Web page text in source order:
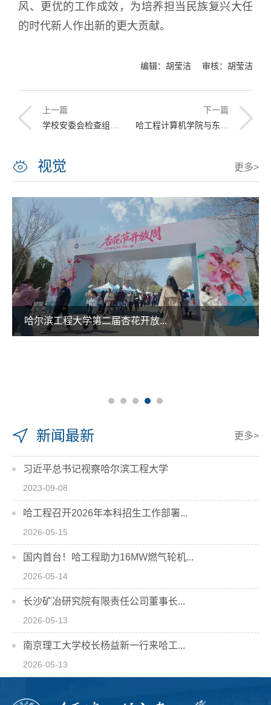
风、更优的工作成效，为培养担当民族复兴大任
的时代新人作出新的更大贡献。
编辑：胡莹洁 审核：胡莹洁
上一篇
学校安委会检查组赴烟台研究院开展安全督导检查
下一篇
哈工程计算机学院与东农工程学院联合开展主题党课培训
视觉 更多>
哈尔滨工程大学第二届杏花开放...
新闻最新 更多>
习近平总书记视察哈尔滨工程大学
2023-09-08
哈工程召开2026年本科招生工作部署...
2026-05-15
国内首台！哈工程助力16MW燃气轮机...
2026-05-14
长沙矿冶研究院有限责任公司董事长...
2026-05-13
南京理工大学校长杨益新一行来哈工...
2026-05-13